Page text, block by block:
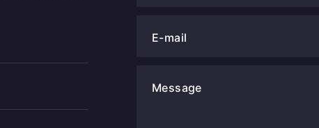
E-mail
Message